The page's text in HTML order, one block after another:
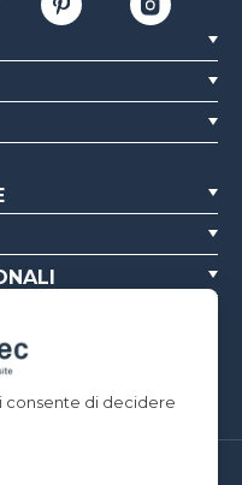
consente di decidere